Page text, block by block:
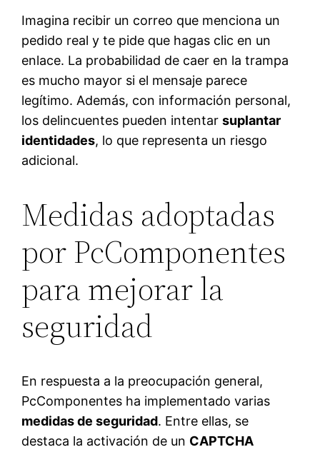
Imagina recibir un correo que menciona un
pedido real y te pide que hagas clic en un
enlace. La probabilidad de caer en la trampa
es mucho mayor si el mensaje parece
legítimo. Además, con información personal,
los delincuentes pueden intentarsuplantar
identidades, lo que representa un riesgo
adicional.
Medidas adoptadas
por PcComponentes
para mejorar la
seguridad
En respuesta a la preocupación general,
PcComponentes ha implementado varias
medidas de seguridad. Entre ellas, se
destaca la activación de un CAPTCHA